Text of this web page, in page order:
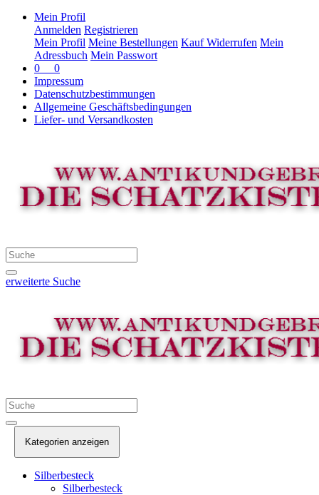
Mein Profil
Anmelden Registrieren
Mein Profil Meine Bestellungen Kauf Widerrufen Mein
Adressbuch Mein Passwort
0
0
Impressum
Datenschutzbestimmungen
Allgemeine Geschäftsbedingungen
Liefer- und Versandkosten
erweiterte Suche
Kategorien anzeigen
Silberbesteck
Silberbesteck